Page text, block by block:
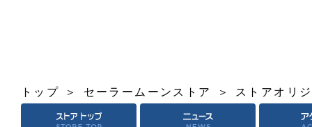
トップ セーラームーンストア ストアオリ